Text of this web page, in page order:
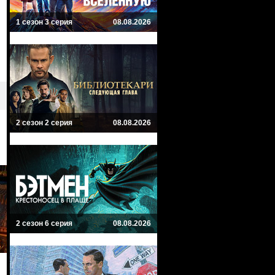
1 сезон 3 серия 08.08.2026
2 сезон 2 серия 08.08.2026
2 сезон 6 серия 08.08.2026